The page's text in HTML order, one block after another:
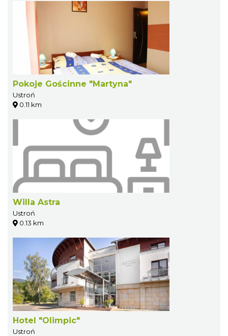
Pokoje Gościnne "Martyna"
Ustroń
0.11 km
Willa Astra
Ustroń
0.13 km
Hotel "Olimpic"
Ustroń